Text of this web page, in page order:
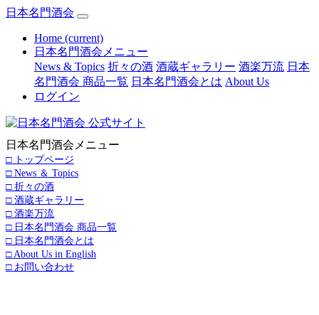
日本名門酒会
Home (current)
日本名門酒会メニュー
News & Topics 折々の酒 酒蔵ギャラリー 酒楽万流 日本
名門酒会 商品一覧 日本名門酒会とは About Us
ログイン
日本名門酒会メニュー
□ トップページ
□ News ＆ Topics
□ 折々の酒
□ 酒蔵ギャラリー
□ 酒楽万流
□ 日本名門酒会 商品一覧
□ 日本名門酒会とは
□ About Us in English
□ お問い合わせ